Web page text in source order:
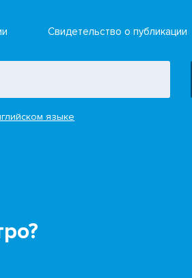
Свидетельство о публикации
языке